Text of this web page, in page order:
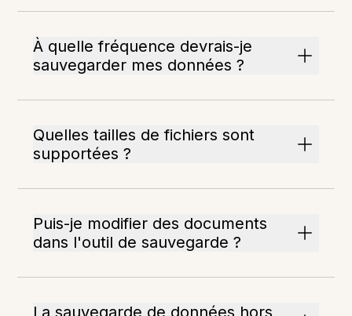
À quelle fréquence devrais-je
sauvegarder mes données ?
Quelles tailles de fichiers sont
supportées ?
Puis-je modifier des documents
dans l'outil de sauvegarde ?
La sauvegarde de données hors